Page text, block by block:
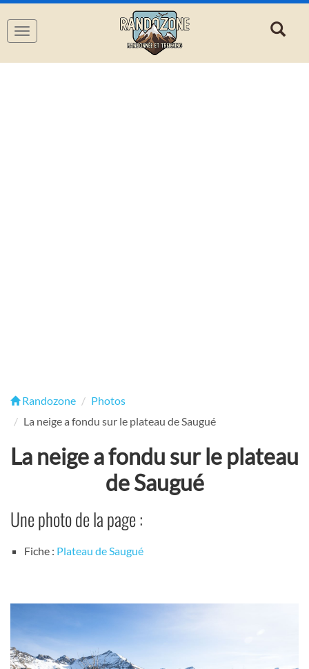
Navigation
Randozone
Photos
La neige a fondu sur le plateau de Saugué
La neige a fondu sur le plateau
de Saugué
Une photo de la page :
Fiche : Plateau de Saugué